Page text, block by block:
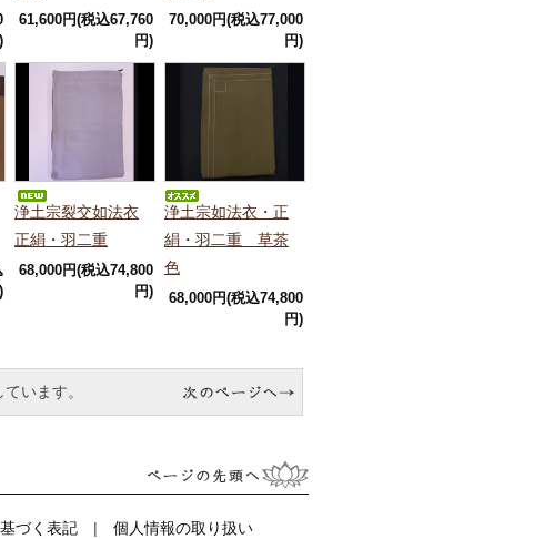
61,600円(税込67,760
円)
70,000円(税込77,000
円)
浄土宗裂交如法衣
正絹・羽二重
68,000円(税込74,800
円)
浄土宗如法衣・正
絹・羽二重 草茶
色
68,000円(税込74,800
円)
います。
づく表記 | 個人情報の取り扱い